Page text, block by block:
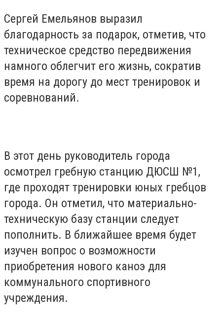
Сергей Емельянов выразил
благодарность за подарок, отметив, что
техническое средство передвижения
намного облегчит его жизнь, сократив
время на дорогу до мест тренировок и
соревнований.
В этот день руководитель города
осмотрел гребную станцию ​​ДЮСШ №1,
где проходят тренировки юных гребцов
города. Он отметил, что материально-
техническую базу станции следует
пополнить. В ближайшее время будет
изучен вопрос о возможности
приобретения нового каноэ для
коммунального спортивного
учреждения.